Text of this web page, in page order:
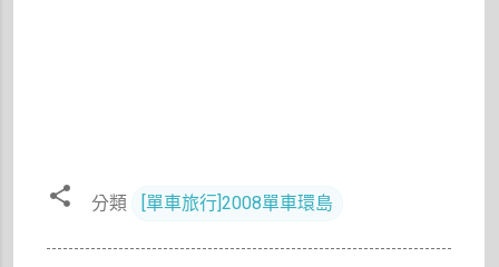
分類 [單車旅行]2008單車環島